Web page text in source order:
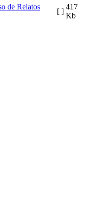
de Relatos
[ ]
417
Kb